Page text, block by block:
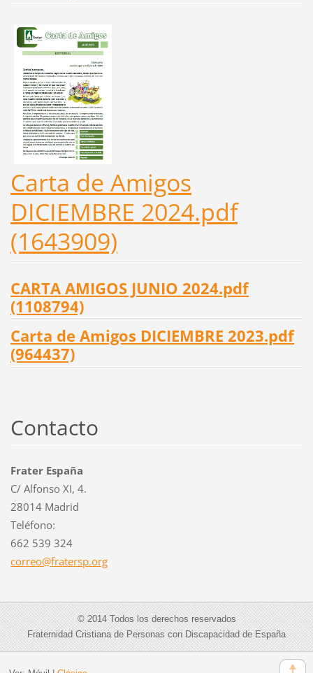
Carta de Amigos
DICIEMBRE 2024.pdf
(1643909)
CARTA AMIGOS JUNIO 2024.pdf
(1108794)
Carta de Amigos DICIEMBRE 2023.pdf
(964437)
Contacto
Frater España
C/ Alfonso XI, 4.
28014 Madrid
Teléfono:
662 539 324
correo@fratersp.org
© 2014 Todos los derechos reservados
Fraternidad Cristiana de Personas con Discapacidad de España